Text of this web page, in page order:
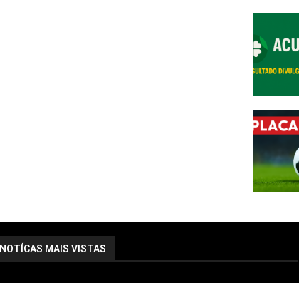
NOTÍCAS MAIS VISTAS